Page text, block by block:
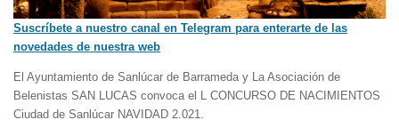
Suscríbete a nuestro canal en Telegram para enterarte de las
novedades de nuestra web
El Ayuntamiento de Sanlúcar de Barrameda y La Asociación de
Belenistas SAN LUCAS convoca el L CONCURSO DE NACIMIENTOS
Ciudad de Sanlúcar NAVIDAD 2.021.